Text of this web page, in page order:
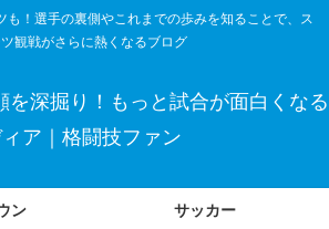
も！選手の裏側やこれまでの歩みを知ることで、ス
観戦がさらに熱くなるブログ
を深掘り！もっと試合が面白くなる
ア｜格闘技ファン
ン サッカー